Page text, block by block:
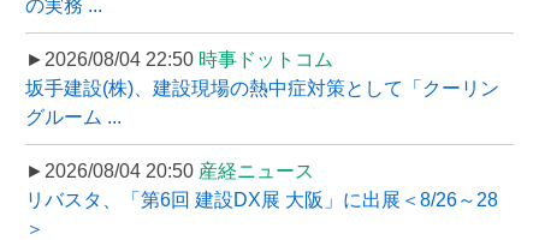
の実務 ...
►2026/08/04 22:50 時事ドットコム
坂手建設(株)、建設現場の熱中症対策として「クーリン
グルーム ...
►2026/08/04 20:50 産経ニュース
リバスタ、「第6回 建設DX展 大阪」に出展＜8/26～28
＞